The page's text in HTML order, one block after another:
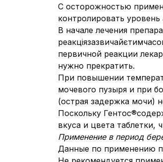
С осторожностью
контролировать уровень
В начале лечения
первичной реакции
нужно прекратить.
При повышении
мочевого пузыря и при
(острая задержка мочи)
Поскольку
вкуса и цвета таблетки,
Применение в период
Данные по применению